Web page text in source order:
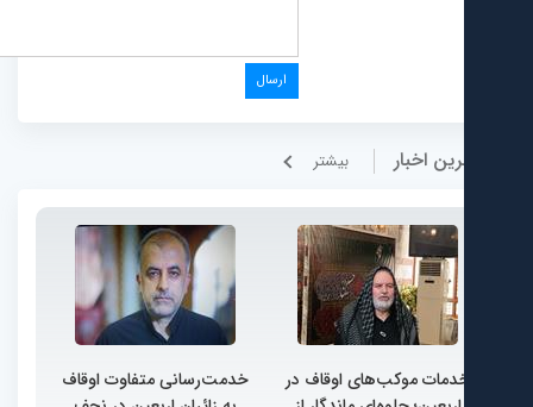
اخبار بيشتر
موکب‌های اوقاف در
خدمت‌رسانی متفاوت اوقاف